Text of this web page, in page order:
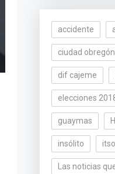
accidente
ciudad obregón
dif cajeme
elecciones
guaymas
insólito
Las noticias